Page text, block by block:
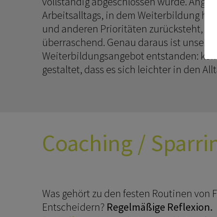
Arbeitsalltags, in dem Weiterbildung
und anderen Prioritäten zurücksteht,
überraschend. Genau daraus ist unser
Weiterbildungsangebot entstanden:
gestaltet, dass es sich leichter in den
Coaching /
Was gehört zu den festen Routinen von
Entscheidern? Regelmäßige Reflexion.